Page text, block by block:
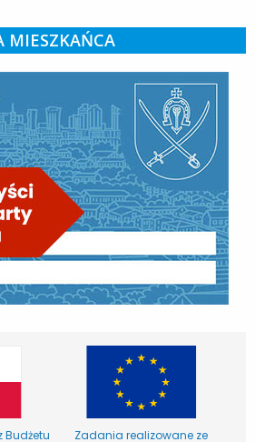
MIESZKAŃCA
Budżetu Zadania realizowane ze